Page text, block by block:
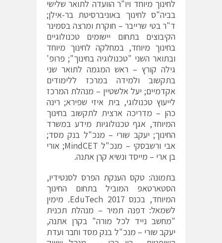
לחינוך מיוחד ויו"ר הוועדה לתואר שלישי
בביה"ס לחינוך באוניברסיטת בר-אילן;
ד"ר בטי שרייבר – חוקרת ומרצה בסמינר
הקיבוצים בתחום יישומים טכנולוגיים
בחינוך מיוחד, במחלקה לחינוך מיוחד
ובתואר השני "טכנולוגיה בחינוך"; פרופ'
גילה קורץ – ראש המגמה לתואר שני
בתקשוב ולמידה במרכז ללימודים
אקדמיים; יעל אלשטיין – מנהלת המרכז
לייעוץ טכנולוגי, בית איזי שפירא; רינה
כהן – מדריכה ארצית לתקשוב בחינוך
המיוחד, אגף טכנולוגיות מידע במשרד
החינוך; יעקב שורי – מנכ"ל בנק מסד;
אבי ורשבסקי – מנכ"ל MindCET; אורי
בן ארי – מייסד ונשיא קרן אתנה.
בתמונה: טקס הענקת הפרס לסנטידיו,
הסטארטאפ המוביל בתחום החינוך
המיוחד, בכנס EduTech 2017. מימין
לשמאל: דפנה תמיר – מנהלת תכנית
"מחשב נייד לכל מורה" בקרן אתנה,
יעקב שורי – מנכ"ל בנק מסד וחבר ועדת